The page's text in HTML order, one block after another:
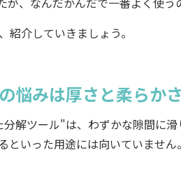
介していきましょう。
悩みは厚さと柔らかさ
解ツール"は、わずかな隙間に
といった用途には向いていませ